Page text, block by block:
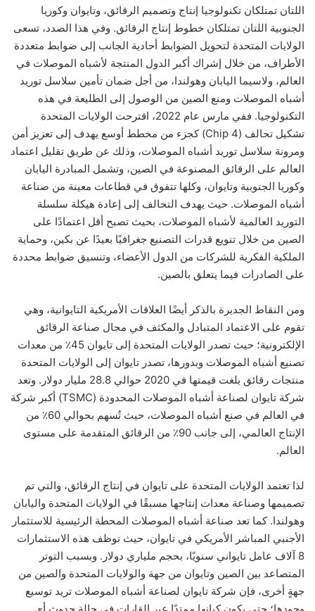
اللتان تمتلكان تكنولوجيا إنتاج وتصميم الرقائق، وتايوان وكوريا
الجنوبية اللتان تمتلكان خطوط إنتاج الرقائق. وفي هذا الصدد، تسعى
الولايات المتحدة لتحويل الضوابط أحادية الجانب إلى ضوابط متعددة
الأطراف، من خلال إشراك أكبر الدول المنتجة لأشباه الموصلات في
العالم، ولاسيما اليابان وهولندا، من أجل ضمان تأمين سلاسل توريد
أشباه الموصلات ومنع الصين من الوصول إلى الطليعة في هذه
التكنولوجيا. ففي مارس عام 2022، اقترحت الولايات المتحدة
تشكيل تحالف (Chip 4) كجزء من مخطط أوسع يهدف إلى تعزيز أمن
ومرونة سلاسل توريد أشباه الموصلات، وذلك عن طريق تقليل اعتماد
العالم على الرقائق المصنوعة في الصين، وتشمل المبادرة اليابان
وكوريا الجنوبية وتايوان، وكلها تتفوق في قطاعات معينة من صناعة
أشباه الموصلات. حيث يهدف التحالف إلى إعادة هيكلة سلسلة
التوريد العالمية لأشباه الموصلات، بحيث تصبح أقل اعتمادًا على
الصين من خلال تنويع قدرات التصنيع جغرافيًا بعيدًا عن بكين، وحماية
الملكية الفكرية للشركات من الدول الأعضاء، وتنسيق ضوابط محددة
على الصادرات فيما يتعلق بالصين.
ومن النقاط الجديرة بالذكر أيضًا العلاقات الأمريكية التايوانية، وهي
تقوم على الاعتماد المتبادل والمكثف في مجال صناعة الرقائق
الإلكترونية؛ حيث تصدر الولايات المتحدة إلى تايوان 45٪ من معدات
تصنيع أشباه الموصلات وبدورها، تصدر تايوان إلى الولايات المتحدة
منتجات رقائق بلغت قيمتها في 2020 حوالي 28.8 مليار دولار. وتعد
شركة تايوان لصناعة أشباه الموصلات المحدودة (TSMC) أكبر شركة
في العالم في صنع أشباه الموصلات، حيث تُسهم بحوالي 60٪ من
الإنتاج العالمي، إلى جانب 90٪ من الرقائق المتقدمة على مستوى
العالم.
لذا تعتمد الولايات المتحدة على تايوان في إنتاج الرقائق، والتي تم
تصميمها وصناعة معدات إنتاجها مسبقًا في الولايات المتحدة واليابان
وهولندا. كما تعد صناعة أشباه الموصلات المحطة الرئيسية للاستثمار
الأجنبي المباشر الأمريكي في تايوان، حيث توظف هذه الاستثمارات
8 آلاف عامل تايواني سنويًا، بحجم ملياري دولار. وبسبب التوتر
المتصاعد بين الصين وتايوان من جهة والولايات المتحدة والصين من
جهةٍ أخرى، فإن شركة تايوان لصناعة أشباه الموصلات تريد توسيع
وجودها؛ حتى يكون كيانها ممتدًا عبر القارات في حالة حدوث أي